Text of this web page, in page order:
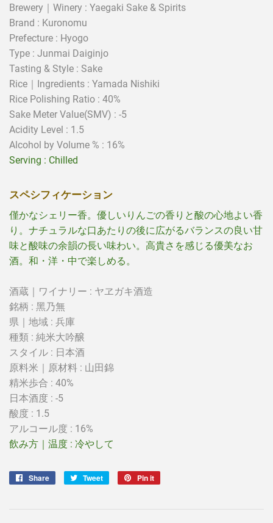
Brewery｜Winery : Yaegaki Sake & Spirits
Brand : Kuronomu
Prefecture : Hyogo
Type : Junmai Daiginjo
Tasting & Style : Sake
Rice｜Ingredients : Yamada Nishiki
Rice Polishing Ratio : 40%
Sake Meter Value(SMV) : -5
Acidity Level : 1.5
Alcohol by Volume % : 16%
Serving : Chilled
スペシフィケーション
僅かなシェリー香。優しいりんごの香りと酸の心地よい香
り。ナチュラルな口あたりの後に広がるバランスの良い甘
味と酸味の余韻の長い味わい。高貴さを感じる優美なお
酒。和・洋・中で楽しめる。
酒蔵｜ワイナリー : ヤヱガキ酒造
銘柄 : 黑乃無
県｜地域 : 兵庫
種類 : 純米大吟醸
スタイル : 日本酒
原料米｜原材料 : 山田錦
精米歩合 : 40%
日本酒度 : -5
酸度 : 1.5
アルコール度 : 16%
飲み方｜温度 : 冷やして
Share
Share
Tweet
Tweet
Pin it